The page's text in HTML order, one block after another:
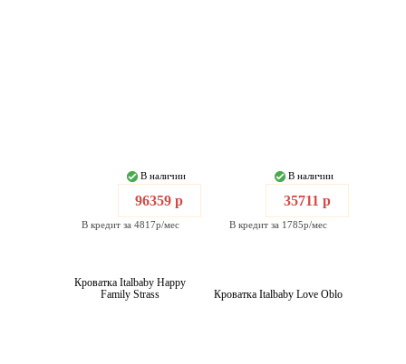
В наличии
96359 р
В кредит за 4817р/мес
В наличии
35711 р
В кредит за 1785р/мес
Кроватка Italbaby Happy
Family Strass
Кроватка Italbaby Love Oblo